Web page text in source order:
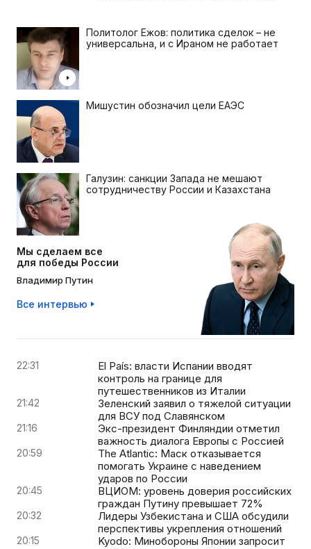
Политолог Ежов: политика сделок – не
универсальна, и с Ираном не работает
Мишустин обозначил цели ЕАЭС
Галузин: санкции Запада не мешают
сотрудничеству России и Казахстана
Мы сделаем все
для победы России
Владимир Путин
Все интервью
22:31
El País: власти Испании вводят
контроль на границе для
путешественников из Италии
21:42
Зеленский заявил о тяжелой ситуации
для ВСУ под Славянском
21:16
Экс-президент Финляндии отметил
важность диалога Европы с Россией
20:59
The Atlantic: Маск отказывается
помогать Украине с наведением
ударов по России
20:45
ВЦИОМ: уровень доверия российских
граждан Путину превышает 72%
20:32
Лидеры Узбекистана и США обсудили
перспективы укрепления отношений
20:15
Kyodo: Минобороны Японии запросит